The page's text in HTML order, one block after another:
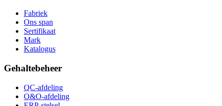
Fabriek
Ons span
Sertifikaat
Mark
Katalogus
Gehaltebeheer
QC-afdeling
O&O-afdeling